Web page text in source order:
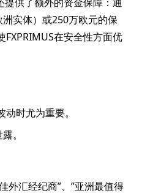
实体）或250万欧元的保
在安全性方面优
时尤为重要。
。
外汇经纪商”、”亚洲最值得